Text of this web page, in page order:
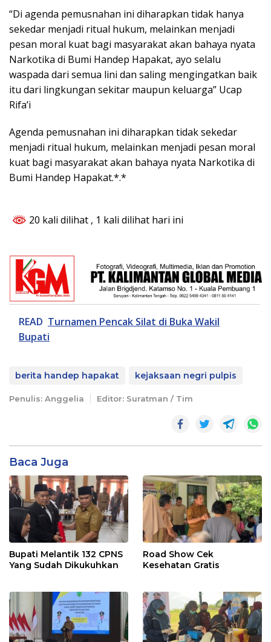
“Di agenda pemusnahan ini diharapkan tidak hanya
sekedar menjadi ritual hukum, melainkan menjadi
pesan moral kuat bagi masyarakat akan bahaya nyata
Narkotika di Bumi Handep Hapakat, ayo selalu
waspada dari semua lini dan saling mengingatkan baik
itu dari lingkungan sekitar maupun keluarga” Ucap
Rifa’i
Agenda pemusnahan ini diharapkan tidak sekedar
menjadi ritual hukum, melainkan menjadi pesan moral
kuat bagi masyarakat akan bahaya nyata Narkotika di
Bumi Handep Hapakat.*.*
20 kali dilihat , 1 kali dilihat hari ini
READ Turnamen Pencak Silat di Buka Wakil
Bupati
berita handep hapakat kejaksaan negri pulpis
Penulis: Anggelia Editor: Suratman / Tim
Baca Juga
Bupati Melantik 132 CPNS
Yang Sudah Dikukuhkan
Road Show Cek
Kesehatan Gratis